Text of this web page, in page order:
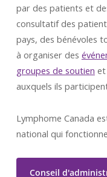
par des patients et
consultatif des
pays, des bénévoles
à organiser des
groupes de soutien et
auxquels ils
Lymphome Canada
national qui
Conseil